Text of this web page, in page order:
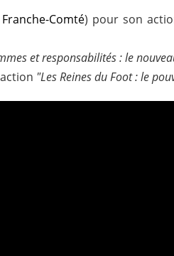
Comté) pour son
et responsabilités : le
"Les Reines du Foot : le